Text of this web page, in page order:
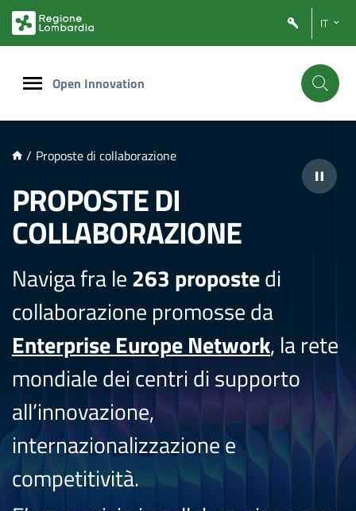
PRINCIPALE
IT
Open Innovation
/ Proposte di collaborazione
PROPOSTE DI
COLLABORAZIONE
Naviga fra le263 propostedi
collaborazione promosse da
Enterprise Europe Network, la rete
mondiale dei centri di supporto
all’innovazione,
internazionalizzazione e
competitività.